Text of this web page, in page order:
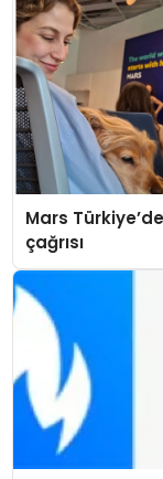
Mars
çağrısı